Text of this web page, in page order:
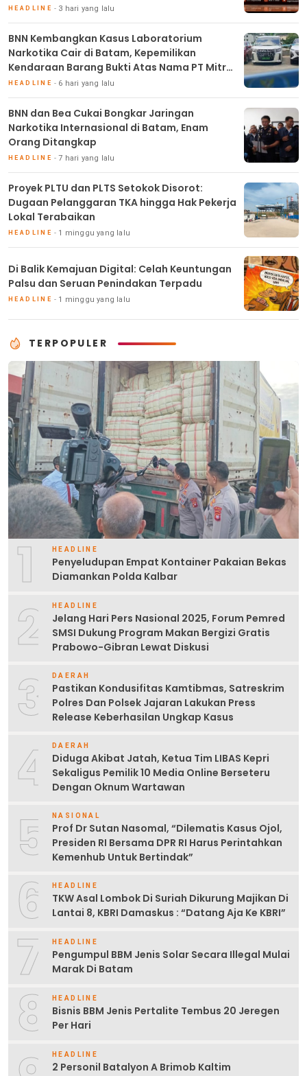
HEADLINE 3 hari yang lalu
BNN Kembangkan Kasus Laboratorium
Narkotika Cair di Batam, Kepemilikan
Kendaraan Barang Bukti Atas Nama PT Mitra
Usaha Properti
HEADLINE 6 hari yang lalu
BNN dan Bea Cukai Bongkar Jaringan
Narkotika Internasional di Batam, Enam
Orang Ditangkap
HEADLINE 7 hari yang lalu
Proyek PLTU dan PLTS Setokok Disorot:
Dugaan Pelanggaran TKA hingga Hak Pekerja
Lokal Terabaikan
HEADLINE 1 minggu yang lalu
Di Balik Kemajuan Digital: Celah Keuntungan
Palsu dan Seruan Penindakan Terpadu
HEADLINE 1 minggu yang lalu
TERPOPULER
1 HEADLINE
Penyeludupan Empat Kontainer Pakaian Bekas
Diamankan Polda Kalbar
2 HEADLINE
Jelang Hari Pers Nasional 2025, Forum Pemred
SMSI Dukung Program Makan Bergizi Gratis
Prabowo-Gibran Lewat Diskusi
3 DAERAH
Pastikan Kondusifitas Kamtibmas, Satreskrim
Polres Dan Polsek Jajaran Lakukan Press
Release Keberhasilan Ungkap Kasus
4 DAERAH
Diduga Akibat Jatah, Ketua Tim LIBAS Kepri
Sekaligus Pemilik 10 Media Online Berseteru
Dengan Oknum Wartawan
5 NASIONAL
Prof Dr Sutan Nasomal, “Dilematis Kasus Ojol,
Presiden RI Bersama DPR RI Harus Perintahkan
Kemenhub Untuk Bertindak”
6 HEADLINE
TKW Asal Lombok Di Suriah Dikurung Majikan Di
Lantai 8, KBRI Damaskus : “Datang Aja Ke KBRI”
7 HEADLINE
Pengumpul BBM Jenis Solar Secara Illegal Mulai
Marak Di Batam
8 HEADLINE
Bisnis BBM Jenis Pertalite Tembus 20 Jeregen
Per Hari
HEADLINE
2 Personil Batalyon A Brimob Kaltim